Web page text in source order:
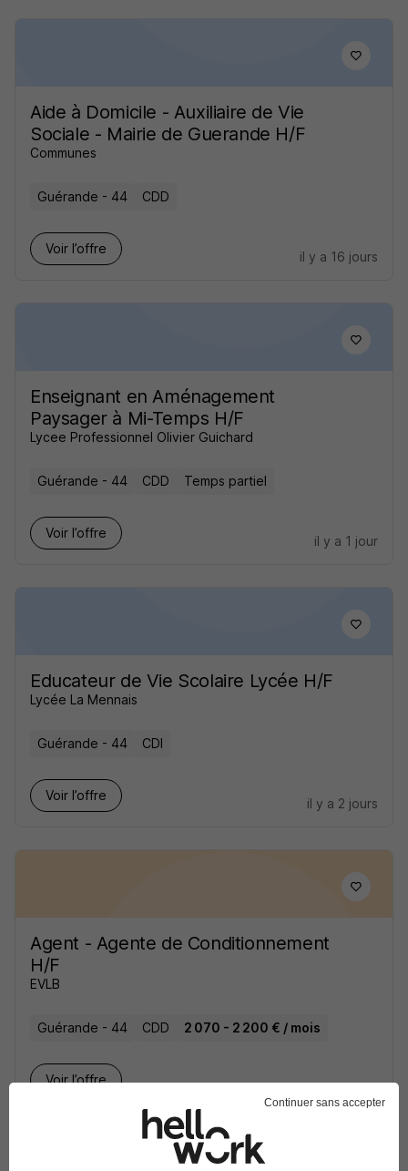
Aide à Domicile - Auxiliaire de Vie
Sociale - Mairie de Guerande H/F
Communes
Guérande - 44 CDD
Voir l’offre
il y a 16 jours
Enseignant en Aménagement
Paysager à Mi-Temps H/F
Lycee Professionnel Olivier Guichard
Guérande - 44 CDD Temps partiel
Voir l’offre
il y a 1 jour
Educateur de Vie Scolaire Lycée H/F
Lycée La Mennais
Guérande - 44 CDI
Voir l’offre
il y a 2 jours
Agent - Agente de Conditionnement
H/F
EVLB
Guérande - 44 CDD 2 070 - 2 200 € / mois
Voir l’offre
il y a 2 jours
Continuer sans accepter